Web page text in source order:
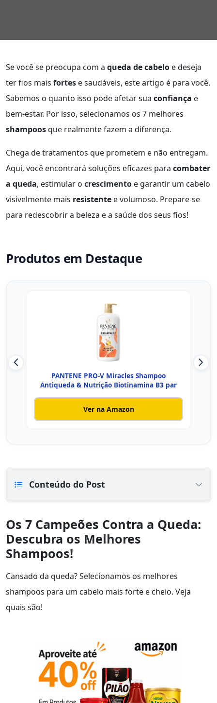
Se você se preocupa com a queda de cabelo e deseja
ter fios mais fortes e saudáveis, este artigo é para você.
Sabemos o quanto isso pode afetar sua confiança e
bem-estar. Por isso, selecionamos os 7 melhores
shampoosque realmente fazem a diferença.
Chega de tratamentos que prometem e não entregam.
Aqui, você encontrará soluções eficazes para combater
a queda, estimular o crescimento e garantir um cabelo
visivelmente mais resistente e volumoso. Prepare-se
para redescobrir a beleza e a saúde dos seus fios!
Produtos em Destaque
PANTENE PRO-V Miracles Shampoo
Antiqueda & Nutrição Biotinamina B3 par
Ver na Amazon
Conteúdo do Post
Os 7 Campeões Contra a Queda:
Descubra os Melhores
Shampoos!
Cansado da queda? Selecionamos os melhores
shampoos para um cabelo mais forte e cheio. Veja
quais são!